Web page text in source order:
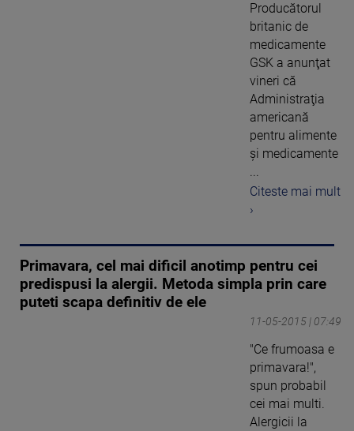
Producătorul
britanic de
medicamente
GSK a anunţat
vineri că
Administraţia
americană
pentru alimente
şi medicamente
...
Citeste mai mult
›
Primavara, cel mai dificil anotimp pentru cei
predispusi la alergii. Metoda simpla prin care
puteti scapa definitiv de ele
11-05-2015 | 07:49
"Ce frumoasa e
primavara!",
spun probabil
cei mai multi.
Alergicii la